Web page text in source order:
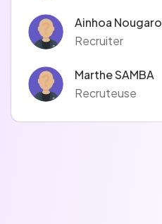
Ainhoa Nougaro
Recruiter
Marthe SAMBA
Recruteuse